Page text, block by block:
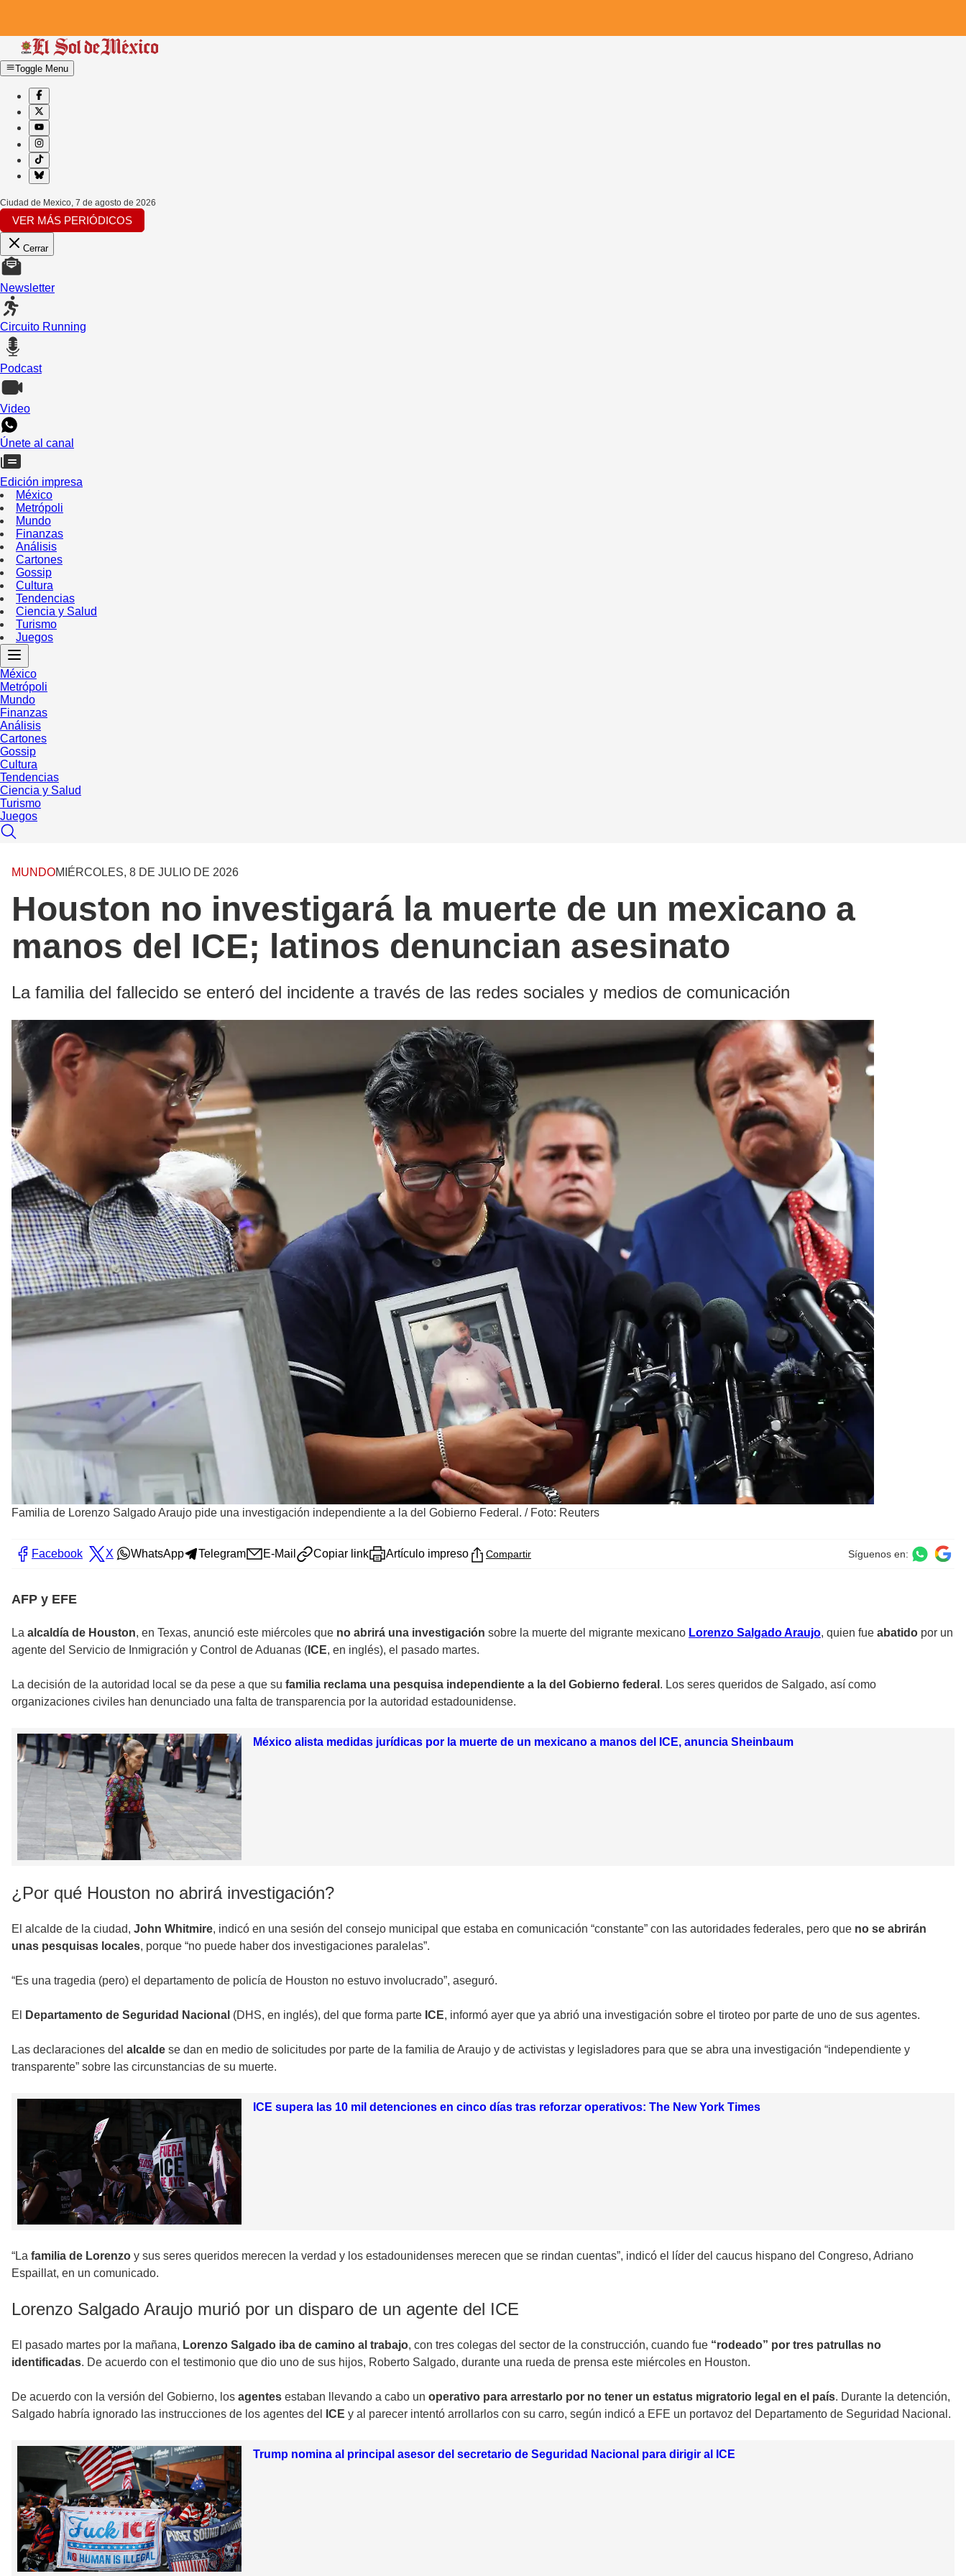
Toggle Menu
Ciudad de Mexico, 7 de agosto de 2026
VER MÁS PERIÓDICOS
Cerrar
Newsletter
Circuito Running
Podcast
Video
Únete al canal
Edición impresa
México
Metrópoli
Mundo
Finanzas
Análisis
Cartones
Gossip
Cultura
Tendencias
Ciencia y Salud
Turismo
Juegos
México
Metrópoli
Mundo
Finanzas
Análisis
Cartones
Gossip
Cultura
Tendencias
Ciencia y Salud
Turismo
Juegos
MUNDOMIÉRCOLES, 8 DE JULIO DE 2026
Houston no investigará la muerte de un mexicano a
manos del ICE; latinos denuncian asesinato
La familia del fallecido se enteró del incidente a través de las redes sociales y medios de comunicación
Familia de Lorenzo Salgado Araujo pide una investigación independiente a la del Gobierno Federal. / Foto: Reuters
Facebook X WhatsApp Telegram E-Mail Copiar link Artículo impreso Compartir Síguenos en:
AFP y EFE
La alcaldía de Houston, en Texas, anunció este miércoles que no abrirá una investigación sobre la muerte del migrante mexicano Lorenzo Salgado Araujo, quien fue abatido por un
agente del Servicio de Inmigración y Control de Aduanas ( ICE, en inglés), el pasado martes.
La decisión de la autoridad local se da pese a que su familia reclama una pesquisa independiente a la del Gobierno federal . Los seres queridos de Salgado, así como
organizaciones civiles han denunciado una falta de transparencia por la autoridad estadounidense.
México alista medidas jurídicas por la muerte de un mexicano a manos del ICE, anuncia Sheinbaum
¿Por qué Houston no abrirá investigación?
El alcalde de la ciudad, John Whitmire, indicó en una sesión del consejo municipal que estaba en comunicación “constante” con las autoridades federales, pero que no se abrirán
unas pesquisas locales, porque “no puede haber dos investigaciones paralelas”.
“Es una tragedia (pero) el departamento de policía de Houston no estuvo involucrado”, aseguró.
El Departamento de Seguridad Nacional (DHS, en inglés), del que forma parte ICE, informó ayer que ya abrió una investigación sobre el tiroteo por parte de uno de sus agentes.
Las declaraciones del alcalde se dan en medio de solicitudes por parte de la familia de Araujo y de activistas y legisladores para que se abra una investigación “independiente y
transparente” sobre las circunstancias de su muerte.
ICE supera las 10 mil detenciones en cinco días tras reforzar operativos: The New York Times
“La familia de Lorenzo y sus seres queridos merecen la verdad y los estadounidenses merecen que se rindan cuentas”, indicó el líder del caucus hispano del Congreso, Adriano
Espaillat, en un comunicado.
Lorenzo Salgado Araujo murió por un disparo de un agente del ICE
El pasado martes por la mañana, Lorenzo Salgado iba de camino al trabajo, con tres colegas del sector de la construcción, cuando fue “rodeado” por tres patrullas no
identificadas. De acuerdo con el testimonio que dio uno de sus hijos, Roberto Salgado, durante una rueda de prensa este miércoles en Houston.
De acuerdo con la versión del Gobierno, los agentes estaban llevando a cabo un operativo para arrestarlo por no tener un estatus migratorio legal en el país. Durante la detención,
Salgado habría ignorado las instrucciones de los agentes del
ICE y al parecer intentó arrollarlos con su carro, según indicó a EFE un portavoz del Departamento de Seguridad Nacional.
Trump nomina al principal asesor del secretario de Seguridad Nacional para dirigir al ICE